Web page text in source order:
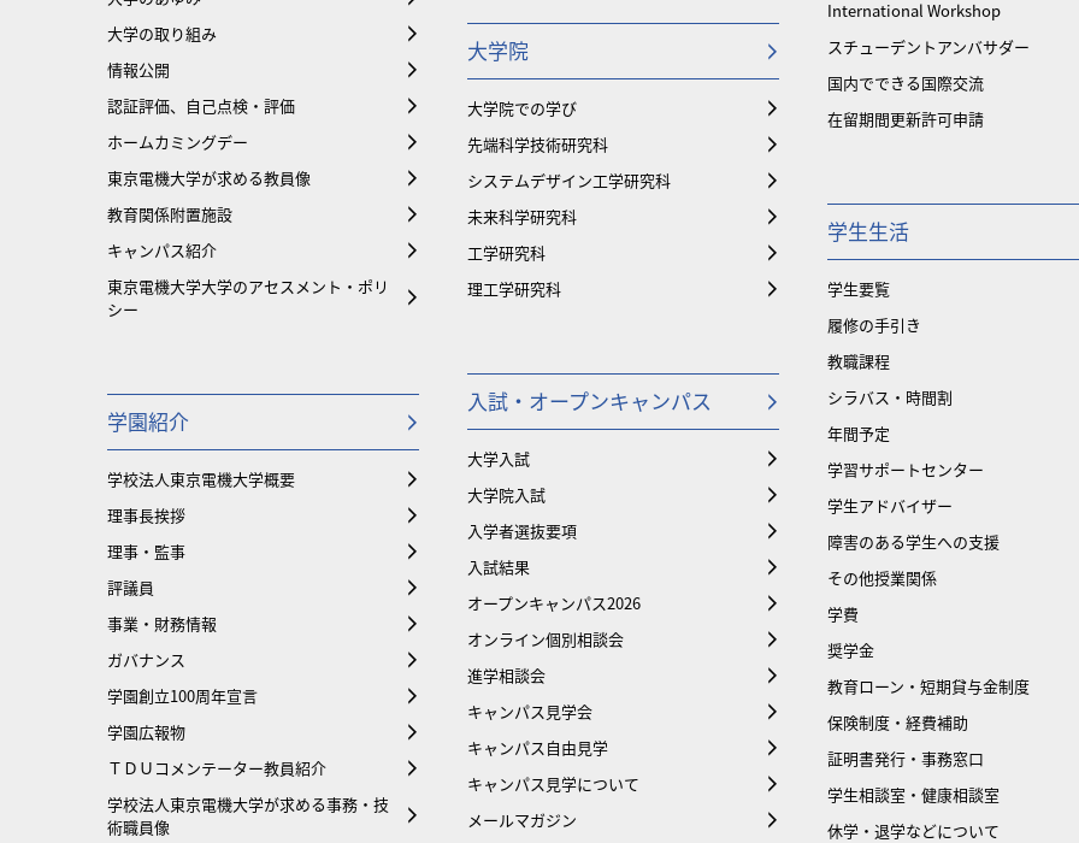
大学の取り組み
情報公開
認証評価、自己点検・評価
ホームカミングデー
東京電機大学が求める教員像
教育関係附置施設
キャンパス紹介
東京電機大学大学のアセスメント・ポリ
シー
学園紹介
学校法人東京電機大学概要
理事長挨拶
理事・監事
評議員
事業・財務情報
ガバナンス
学園創立100周年宣言
学園広報物
ＴＤＵコメンテーター教員紹介
学校法人東京電機大学が求める事務・技
術職員像
大学院
大学院での学び
先端科学技術研究科
システムデザイン工学研究科
未来科学研究科
工学研究科
理工学研究科
入試・オープンキャンパス
大学入試
大学院入試
入学者選抜要項
入試結果
オープンキャンパス2026
オンライン個別相談会
進学相談会
キャンパス見学会
キャンパス自由見学
キャンパス見学について
メールマガジン
International Workshop
スチューデントアンバサダー
国内でできる国際交流
在留期間更新許可申請
学生生活
学生要覧
履修の手引き
教職課程
シラバス・時間割
年間予定
学習サポートセンター
学生アドバイザー
障害のある学生への支援
その他授業関係
学費
奨学金
教育ローン・短期貸与金制度
保険制度・経費補助
証明書発行・事務窓口
学生相談室・健康相談室
休学・退学などについて